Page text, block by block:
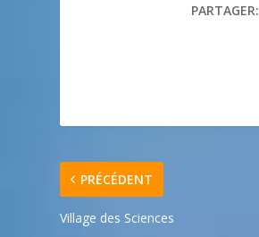
PARTAGER:
PRÉCÉDENT
Village des Sciences